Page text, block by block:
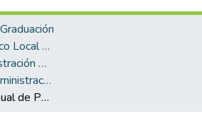
Campus Tecnológico Local San Carlos
Carrera de Administración de Empresas
Bachillerato en Administración de Empresas
Propuesta de Manual de Puestos y Proceso de Reclutamiento para la Empresa CONELECTRICAS R.L., Ciudad Quesada, San Carlos